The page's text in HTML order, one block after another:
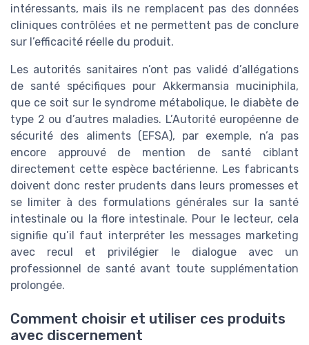
intéressants, mais ils ne remplacent pas des données
cliniques contrôlées et ne permettent pas de conclure
sur l’efficacité réelle du produit.
Les autorités sanitaires n’ont pas validé d’allégations
de santé spécifiques pour Akkermansia muciniphila,
que ce soit sur le syndrome métabolique, le diabète de
type 2 ou d’autres maladies. L’Autorité européenne de
sécurité des aliments (EFSA), par exemple, n’a pas
encore approuvé de mention de santé ciblant
directement cette espèce bactérienne. Les fabricants
doivent donc rester prudents dans leurs promesses et
se limiter à des formulations générales sur la santé
intestinale ou la flore intestinale. Pour le lecteur, cela
signifie qu’il faut interpréter les messages marketing
avec recul et privilégier le dialogue avec un
professionnel de santé avant toute supplémentation
prolongée.
Comment choisir et utiliser ces produits
avec discernement